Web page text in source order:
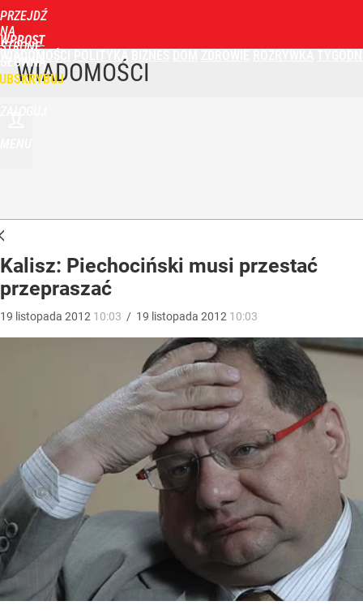
PRZEJDŹ
NA
STRONĘ
GŁÓWNĄ
WPROST
POLITYKA
WIADOMOŚCI
Kalisz: Piechociński musi przestać
przepraszać
19 listopada 2012 10:03 / 19 listopada 2012 10:03